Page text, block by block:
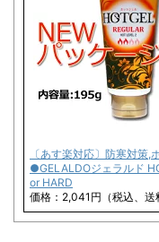
〔あす楽対応〕防寒対策,
●GELALDOジェラルド
or HARD
価格：2,041円（税込、送